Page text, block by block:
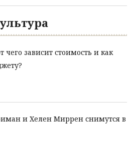
чего зависит стоимость и как
и Хелен Миррен снимутся в